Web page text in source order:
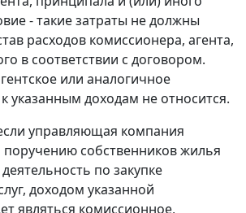
- такие затраты не должны
расходов комиссионера, агента,
в соответствии с договором.
или аналогичное
указанным доходам не относится.
управляющая компания
поручению собственников жилья
по закупке
доходом указанной
являться комиссионное,